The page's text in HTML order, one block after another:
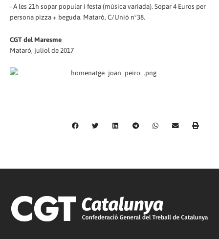
- A les 21h sopar popular i festa (música variada). Sopar 4 Euros per
persona pizza + beguda. Mataró, C/Unió nº38.
CGT del Maresme
Mataró, juliol de 2017